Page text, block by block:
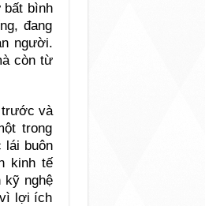
bất bình
đang
người.
còn từ
trước và
trong
lái buôn
kinh tế
kỹ nghệ
lợi ích